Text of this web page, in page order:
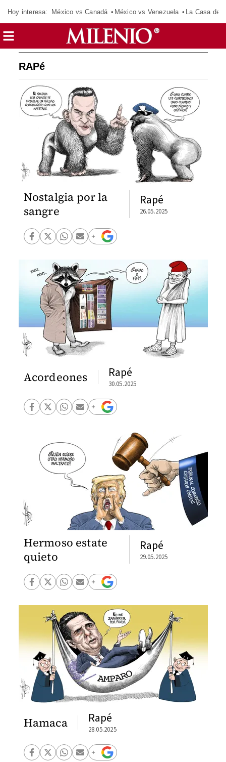
Hoy interesa: México vs Canadá México vs Venezuela La Casa de
RAPé
Nostalgia por la
sangre
Rapé
26.05.2025
Acordeones Rapé
30.05.2025
Hermoso estate
quieto
Rapé
29.05.2025
Hamaca Rapé
28.05.2025